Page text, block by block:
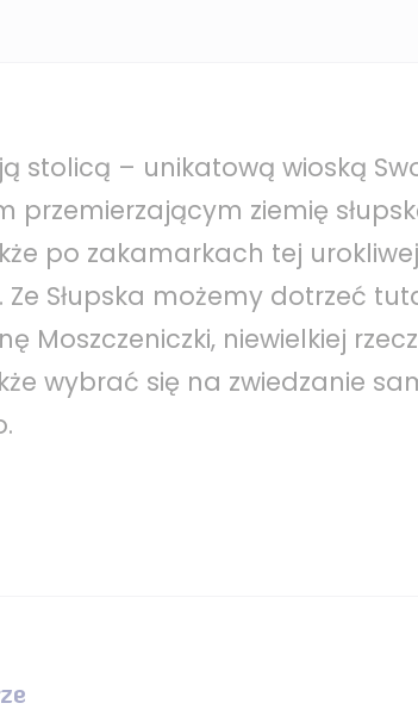
stolicą – unikatową wioską
przemierzającym ziemię
po zakamarkach tej
Słupska możemy dotrzeć
Moszczeniczki, niewielkiej
wybrać się na zwiedzanie